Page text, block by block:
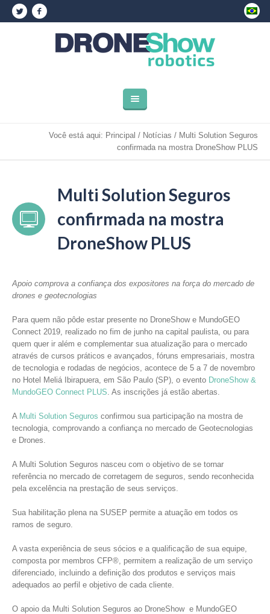
Você está aqui: Principal / Notícias / Multi Solution Seguros
confirmada na mostra DroneShow PLUS
Multi Solution Seguros
confirmada na mostra
DroneShow PLUS
Apoio comprova a confiança dos expositores na força do mercado de
drones e geotecnologias
Para quem não pôde estar presente no DroneShow e MundoGEO
Connect 2019, realizado no fim de junho na capital paulista, ou para
quem quer ir além e complementar sua atualização para o mercado
através de cursos práticos e avançados, fóruns empresariais, mostra
de tecnologia e rodadas de negócios, acontece de 5 a 7 de novembro
no Hotel Meliá Ibirapuera, em São Paulo (SP), o evento DroneShow &
MundoGEO Connect PLUS. As inscrições já estão abertas.
A Multi Solution Seguros confirmou sua participação na mostra de
tecnologia, comprovando a confiança no mercado de Geotecnologias
e Drones.
A Multi Solution Seguros nasceu com o objetivo de se tornar
referência no mercado de corretagem de seguros, sendo reconhecida
pela excelência na prestação de seus serviços.
Sua habilitação plena na SUSEP permite a atuação em todos os
ramos de seguro.
A vasta experiência de seus sócios e a qualificação de sua equipe,
composta por membros CFP®, permitem a realização de um serviço
diferenciado, incluindo a definição dos produtos e serviços mais
adequados ao perfil e objetivo de cada cliente.
O apoio da Multi Solution Seguros ao DroneShow e MundoGEO